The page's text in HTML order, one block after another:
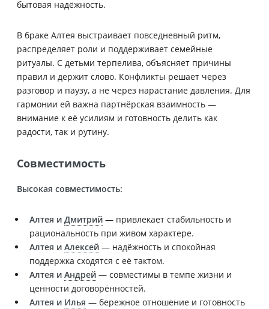
бытовая надёжность.
В браке Алтея выстраивает повседневный ритм,
распределяет роли и поддерживает семейные
ритуалы. С детьми терпелива, объясняет причины
правил и держит слово. Конфликты решает через
разговор и паузу, а не через нарастание давления. Для
гармонии ей важна партнёрская взаимность —
внимание к её усилиям и готовность делить как
радости, так и рутину.
Совместимость
Высокая совместимость:
Алтея и Дмитрий — привлекает стабильность и
рациональность при живом характере.
Алтея и Алексей — надёжность и спокойная
поддержка сходятся с её тактом.
Алтея и Андрей — совместимы в темпе жизни и
ценности договорённостей.
Алтея и Илья — бережное отношение и готовность